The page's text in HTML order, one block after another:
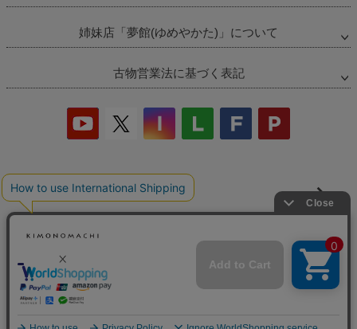
姉妹店「夢館(ゆめやかた)」について
古物営業法に基づく表記
当店の偽サイトにご注意ください
商品の無断販売・転売の禁止について
商品画像・商品説明文の無断転載・改ざん等の禁止